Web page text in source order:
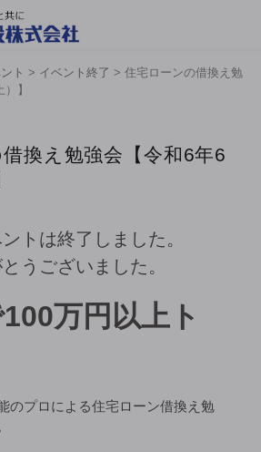
ト > イベント終了 > 住宅ローンの借換え勉
】
換え勉強会【令和6年6
トは終了しました。
うございました。
万円以上ト
のプロによる住宅ローン借換え勉